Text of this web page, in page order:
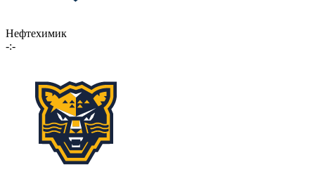
Нефтехимик
-:-